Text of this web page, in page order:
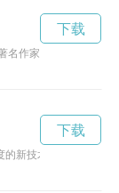
名作家三毛命名的机
下载
新技术，同时保护
下载